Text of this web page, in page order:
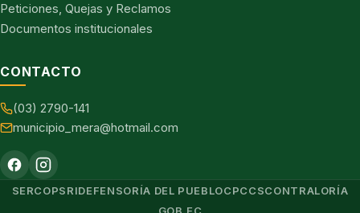
Peticiones, Quejas y Reclamos
Documentos institucionales
CONTACTO
(03) 2790-141
municipio_mera@hotmail.com
SERCOPSRIDEFENSORÍA DEL PUEBLOCPCCSCONTRALORÍA